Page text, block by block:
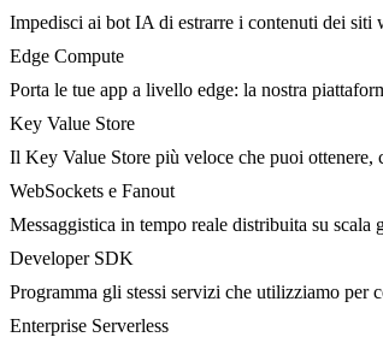
Impedisci ai bot IA di estrarre i contenuti dei siti
Edge Compute
Porta le tue app a livello edge: la nostra
Key Value Store
Il Key Value Store più veloce che puoi ottenere,
WebSockets e Fanout
Messaggistica in tempo reale distribuita su
Developer SDK
Programma gli stessi servizi che utilizziamo per
Enterprise Serverless